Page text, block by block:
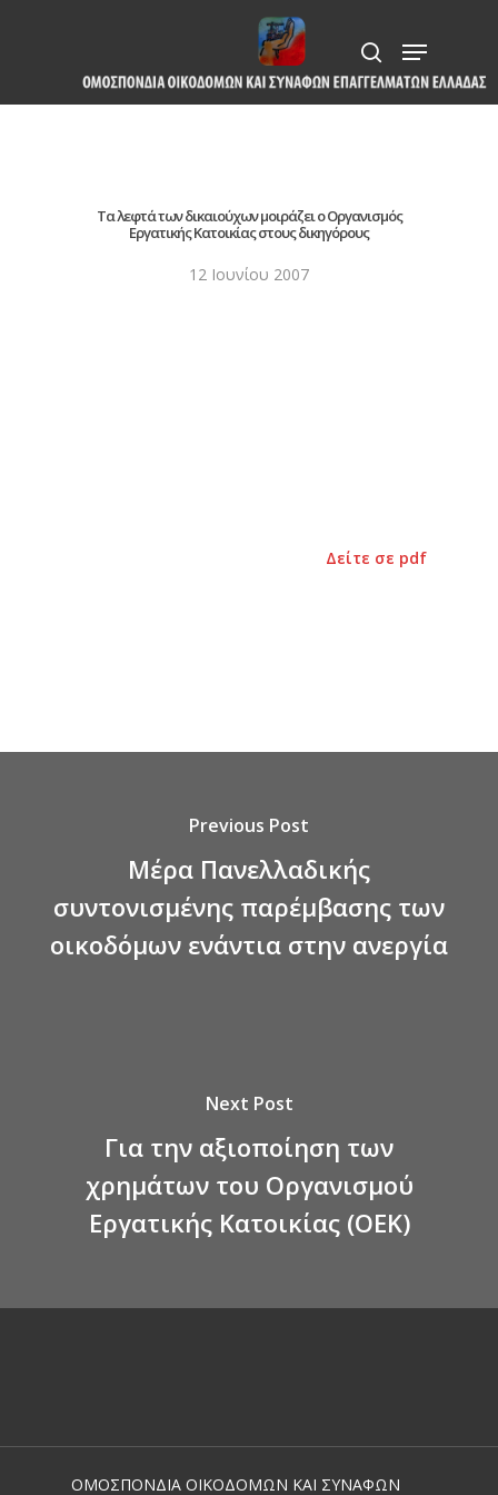
content
search
Menu
Τα λεφτά των δικαιούχων μοιράζει ο Οργανισμός
Εργατικής Κατοικίας στους δικηγόρους
12 Ιουνίου 2007
Δείτε σε pdf
Previous Post
Μέρα Πανελλαδικής
συντονισμένης παρέμβασης των
οικοδόμων ενάντια στην ανεργία
Next Post
Για την αξιοποίηση των
χρημάτων του Οργανισμού
Εργατικής Κατοικίας (ΟΕΚ)
ΟΜΟΣΠΟΝΔΙΑ ΟΙΚΟΔΟΜΩΝ ΚΑΙ ΣΥΝΑΦΩΝ